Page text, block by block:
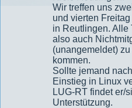
Wir treffen uns
und vierten
in Reutlingen. Alle
also auch
(unangemeldet)
kommen.
Sollte jemand
Einstieg in Linux
LUG-RT findet er/
Unterstützung.